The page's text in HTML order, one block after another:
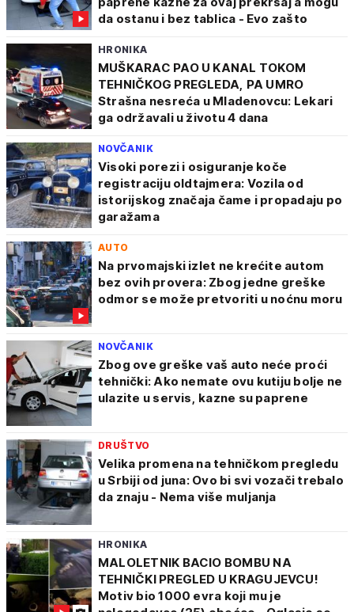
da ostanu i bez tablica - Evo zašto
HRONIKA
MUŠKARAC PAO U KANAL TOKOM
TEHNIČKOG PREGLEDA, PA UMRO
Strašna nesreća u Mladenovcu: Lekari
ga održavali u životu 4 dana
NOVČANIK
Visoki porezi i osiguranje koče
registraciju oldtajmera: Vozila od
istorijskog značaja čame i propadaju po
garažama
AUTO
Na prvomajski izlet ne krećite autom
bez ovih provera: Zbog jedne greške
odmor se može pretvoriti u noćnu moru
NOVČANIK
Zbog ove greške vaš auto neće proći
tehnički: Ako nemate ovu kutiju bolje ne
ulazite u servis, kazne su paprene
DRUŠTVO
Velika promena na tehničkom pregledu
u Srbiji od juna: Ovo bi svi vozači trebalo
da znaju - Nema više muljanja
HRONIKA
MALOLETNIK BACIO BOMBU NA
TEHNIČKI PREGLED U KRAGUJEVCU!
Motiv bio 1000 evra koji mu je